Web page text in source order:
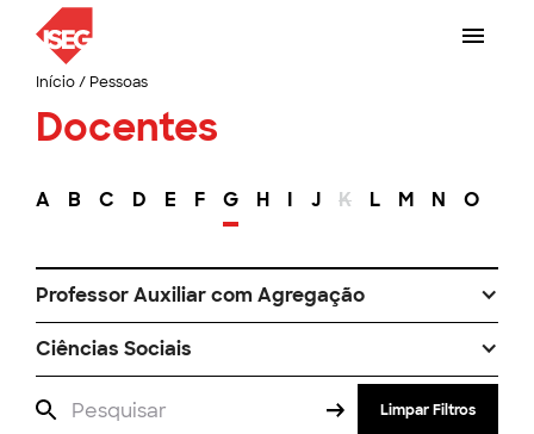
Início/ Pessoas
Docentes
A B C D E F G H I J K L M N O
Professor Auxiliar com Agregação
Ciências Sociais
Limpar Filtros